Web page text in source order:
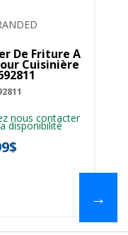
De Friture À
Cuisinière
nous contacter
disponibilité
→